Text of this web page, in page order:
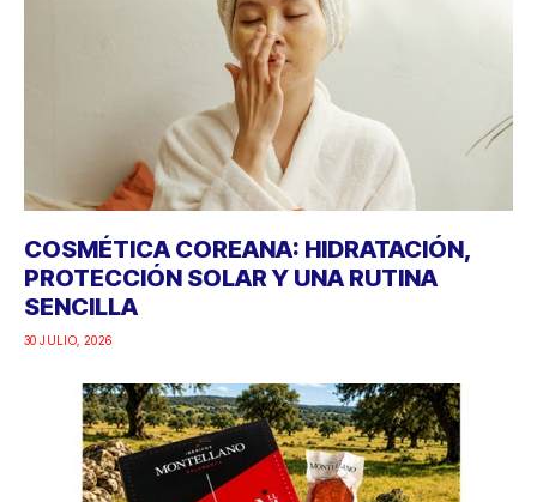
COSMÉTICA COREANA: HIDRATACIÓN,
PROTECCIÓN SOLAR Y UNA RUTINA
SENCILLA
30 JULIO, 2026